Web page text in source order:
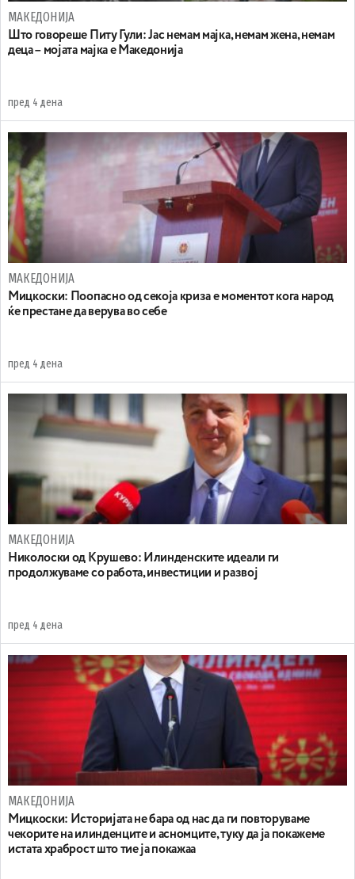
МАКЕДОНИЈА
Што говореше Питу Гули: Јас немам мајка, немам жена, немам
деца – мојата мајка е Македонија
пред 4 дена
МАКЕДОНИЈА
Мицкоски: Поопасно од секоја криза е моментот кога народ
ќе престане да верува во себе
пред 4 дена
МАКЕДОНИЈА
Николоски од Крушево: Илинденските идеали ги
продолжуваме со работа, инвестиции и развој
пред 4 дена
МАКЕДОНИЈА
Мицкоски: Историјата не бара од нас да ги повторуваме
чекорите на илинденците и асномците, туку да ја покажеме
истата храброст што тие ја покажаа